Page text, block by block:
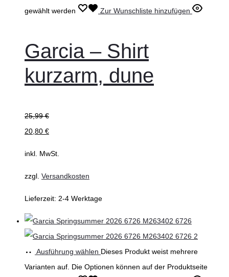
gewählt werden
Zur Wunschliste hinzufügen
Garcia – Shirt
kurzarm, dune
25,99€
20,80 €
inkl. MwSt.
zzgl. Versandkosten
Lieferzeit: 2-4 Werktage
Ausführung wählen Dieses Produkt weist mehrere
Varianten auf. Die Optionen können auf der Produktseite